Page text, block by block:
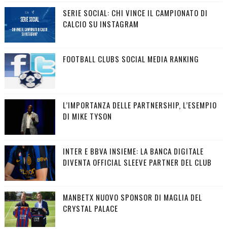
SERIE SOCIAL: CHI VINCE IL CAMPIONATO DI
CALCIO SU INSTAGRAM
FOOTBALL CLUBS SOCIAL MEDIA RANKING
L’IMPORTANZA DELLE PARTNERSHIP, L’ESEMPIO
DI MIKE TYSON
INTER E BBVA INSIEME: LA BANCA DIGITALE
DIVENTA OFFICIAL SLEEVE PARTNER DEL CLUB
MANBETX NUOVO SPONSOR DI MAGLIA DEL
CRYSTAL PALACE